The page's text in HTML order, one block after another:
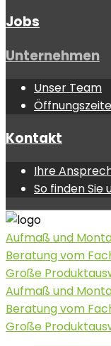
Jobs
Unternehmen
Unser Team
Kontakt
Ihre
So finden Sie
Aufmaß und
Beratung vom
Große
Aufmaß und
Beratung vom
Große